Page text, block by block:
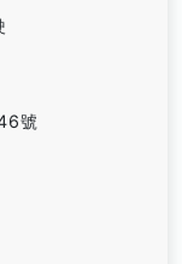
號